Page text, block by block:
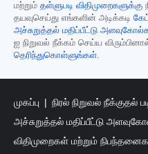
மற்றும் தள்ளுபடி விதிமுறைகளுக்கு
தயவுசெய்து எங்களின் அடிக்கடி
அச்சுறுத்தல் மதிப்பீட்டு
ஐ நிறுவல் நீக்கம் செய்ய
தெரிந்துகொள்ளுங்கள்.
முகப்பு நிரல் நிறுவல் நீக்குதல்
அச்சுறுத்தல் மதிப்பீட்டு
விதிமுறைகள் மற்றும்